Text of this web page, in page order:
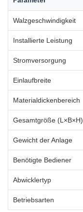
Walzgeschwindigkeit
Installierte Leistung
Stromversorgung
Einlaufbreite
Materialdickenbereich
Gesamtgröße (L×B×H)
Gewicht der Anlage
Benötigte Bediener
Abwicklertyp
Betriebsarten